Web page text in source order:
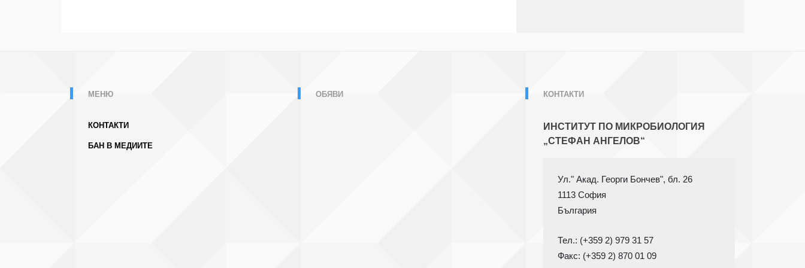
МЕНЮ
КОНТАКТИ
БАН В МЕДИИТЕ
ОБЯВИ КОНТАКТИ
ИНСТИТУТ ПО МИКРОБИОЛОГИЯ
„СТЕФАН АНГЕЛОВ“
1113 София
Тел.: (+359 2) 979 31 57
Факс: (+359 2) 870 01 09